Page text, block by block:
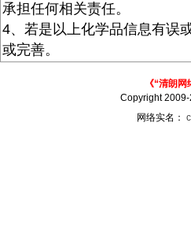
承担任何相关责任。
4、若是以上化学品信息有误
或完善。
《“清朗
Copyright
网络实名：